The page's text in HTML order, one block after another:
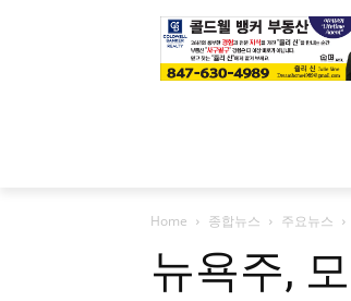
Home 종합뉴스 주요뉴스
뉴욕주,